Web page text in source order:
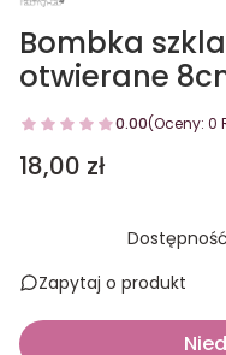
Bombka
otwierane
0.00(Oceny: 0
Cena
18,00 zł
Zapytaj o produkt